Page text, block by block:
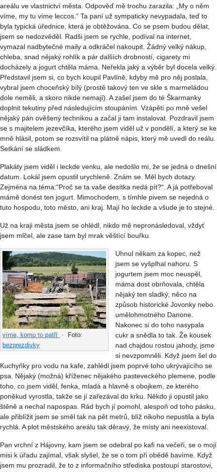
areálu ve vlastnictví města. Odpověď mě trochu zarazila: „My o něm
víme, my tu víme leccos.“ Ta paní už sympaticky nevypadala, teď to
byla typická úřednice, která je obtěžována. Co se psem budou dělat,
jsem se nedozvěděl. Radši jsem se rychle, podíval na internet,
vymazal nadbytečné maily a odkráčel nakoupit. Žádný velký nákup,
chleba, snad nějaký rohlík a pár dalších drobností, cigarety mi
docházely a jogurt chtěla máma. Neřekla jaký a výběr byl docela velký.
Představil jsem si, co bych koupil Pavlíně, kdyby mě pro něj poslala,
vybral jsem choceňský bílý (prostě takový ten ve skle s marmeládou
dole neměli, a skoro nikde nemají). A zašel jsem do té Škarmanky
doplnit tekutiny před následujícím stoupáním. Vzápětí po mně vešel
nějaký pán ověšený technikou a začal ji tam instalovat. Pozdravil jsem
se s majitelem jezevčíka, kterého jsem viděl už v pondělí, a který se ke
mně hlásil, potom se rozsvítil na plátně nápis, který mě uvedl do reálu.
Setkání se sládkem.
Plakáty jsem viděl i leckde venku, ale nedošlo mi, že se jedná o dnešní
datum. Lokál jsem opustil urychleně. Znám se. Měl bych dotazy.
Zejména na téma:“Proč se ta vaše desítka nedá pít?“. A já potřeboval
mámě donést ten jogurt. Mimochodem, s tímhle pivem se nejedná o
tuto hospodu, toto město, ani kraj. Mají ho leckde a všude je to stejné.
Už na kraji města jsem se ohlédl, nikdo mě nepronásledoval, vždyť
jsem mlčel, ale zase tam byl mrak věštící bouřku.
víme, komu to patří •
Foto:
bezprezdivky
Uhnul někam za kopec, než
jsem se vyšplhal nahoru. S
jogurtem jsem moc neuspěl,
máma dost obrňovala, chtěla
nějaký ten sladký, něco na
způsob historické Jovonky nebo
umělohmotného Danone.
Nakonec si do toho nasypala
cukr a snědla to tak. Že kousek
nad chajdou rostou jahody, jsme
si nevzpomněli. Když jsem šel do
Kuchyňky pro vodu na kafe, zahlédl jsem poprvé toho ukrývajícího se
psa. Nějaký (možná) kříženec nějakého pasteveckého plemene, podle
toho, co jsem viděl, fenka, mladá a hlavně s obojkem, ze kterého
poněkud vyrostla, takže se jí zařezával do krku. Někdo ji opustil jako
štěně a nechal napospas. Rád bych jí pomohl, alespoň od toho pásku,
ale přiblížit jsem se směl tak na pět metrů, blíž nikoho nepustila a byla
rychlá. A plot městského areálu tak děravý, že místy ani neexistoval.
Pan vrchní z Hájovny, kam jsem se odebral po kafi na večeři, se o mojí
misi k úřadu zajímal, však slyšel, že se o tom při obědě bavíme. Když
jsem mu prozradil, že to z informačního střediska postoupí starostovi,